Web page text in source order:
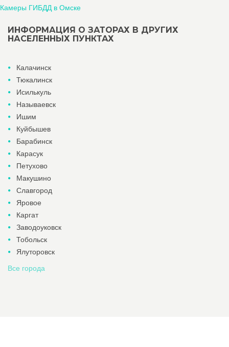
Камеры ГИБДД в Омске
ИНФОРМАЦИЯ О ЗАТОРАХ В ДРУГИХ
НАСЕЛЕННЫХ ПУНКТАХ
Калачинск
Тюкалинск
Исилькуль
Называевск
Ишим
Куйбышев
Барабинск
Карасук
Петухово
Макушино
Славгород
Яровое
Каргат
Заводоуковск
Тобольск
Ялуторовск
Все города